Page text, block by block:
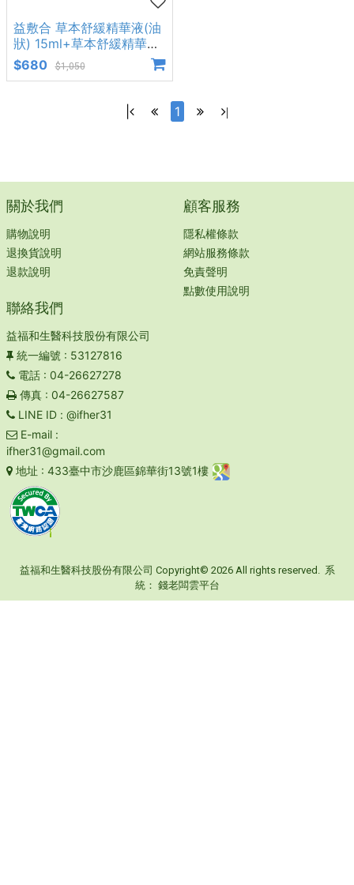
益敷合 草本舒緩精華液(油
狀) 15ml+草本舒緩精華霜
33g
$680 $1,050
1 |
關於我們
購物說明
退換貨說明
退款說明
顧客服務
隱私權條款
網站服務條款
免責聲明
點數使用說明
聯絡我們
益福和生醫科技股份有限公司
統一編號 : 53127816
電話: 04-26627278
傳真: 04-26627587
LINE ID: @ifher31
E-mail:
ifher31@gmail.com
地址 : 433臺中市沙鹿區錦華街13號1樓
益福和生醫科技股份有限公司 Copyright© 2026 All rights reserved. 系
統： 錢老闆雲平台